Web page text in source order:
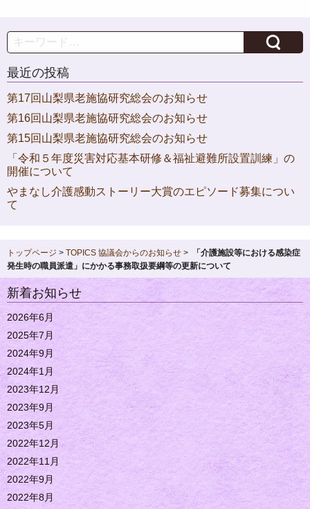
ビ
ゲ
ー
シ
ョ
ン
Search
最近の投稿
第17回山梨県老施協研究総会のお知らせ
第16回山梨県老施協研究総会のお知らせ
第15回山梨県老施協研究総会のお知らせ
「令和５年度災害対応基本研修＆福祉避難所設置訓練」の
開催について
やまなし介護感動ストーリー大賞のエピソード募集につい
て
トップページ > TOPICS 協議会からのお知らせ >
「介護施設等における感染症
発生時の職員派遣」にかかる事務取扱要綱等の更新について
新着お知らせ
2026年6月
2025年7月
2024年9月
2024年1月
2023年12月
2023年9月
2023年5月
2022年12月
2022年11月
2022年9月
2022年8月